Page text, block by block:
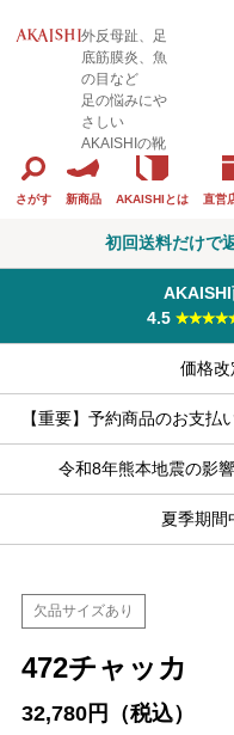
外反母趾、足
底筋膜炎、魚
の目など
足の悩みにや
さしい
AKAISHIの靴
さがす 新商品 AKAISHIとは 直営
初回送料だけで
4.5
価格
【重要】予約商品のお支
令和8年熊本地震の影
夏季期間
欠品サイズあり
472チャッカ
32,780円（税込）